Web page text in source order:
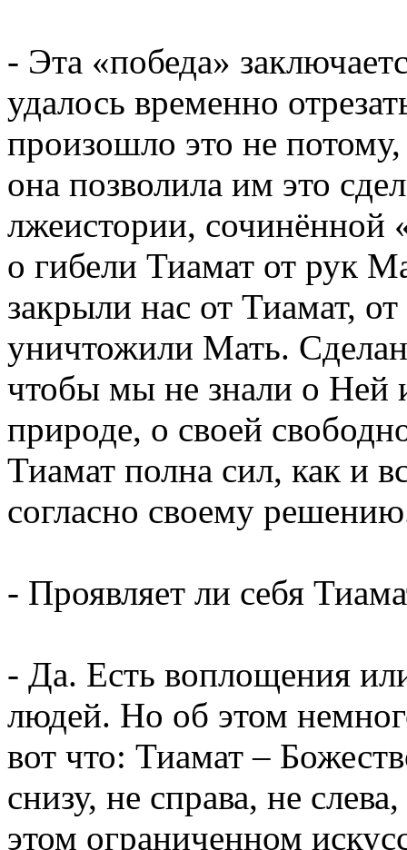
- Эта «победа»
удалось временно
произошло это не
она позволила им это
лжеистории, сочинённой
о гибели Тиамат от рук
закрыли нас от Тиамат,
уничтожили Мать.
чтобы мы не знали о Ней
природе, о своей
Тиамат полна сил, как и
согласно своему
- Проявляет ли себя
- Да. Есть воплощения
людей. Но об этом
вот что: Тиамат –
снизу, не справа, не
этом ограниченном